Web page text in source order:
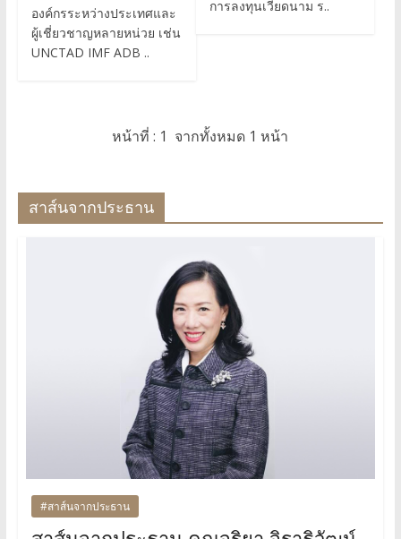
องค์กรระหว่างประเทศและ
ผู้เชี่ยวชาญหลายหน่วย เช่น
UNCTAD IMF ADB ..
การลงทุนเวียดนาม ร..
หน้าที่ : 1 จากทั้งหมด 1 หน้า
สาส์นจากประธาน
#สาส์นจากประธาน